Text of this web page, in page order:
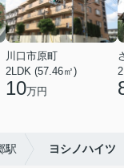
川口市原町
2LDK (57.46㎡)
10万円
駅 ヨシノハイツ